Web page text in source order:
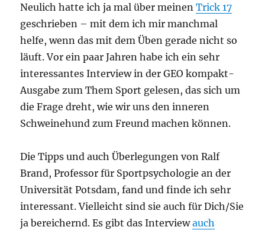
Neulich hatte ich ja mal über meinenTrick 17
geschrieben – mit dem ich mir manchmal
helfe, wenn das mit dem Üben gerade nicht so
läuft. Vor ein paar Jahren habe ich ein sehr
interessantes Interview in der GEO kompakt-
Ausgabe zum Them Sport gelesen, das sich um
die Frage dreht, wie wir uns den inneren
Schweinehund zum Freund machen können.
Die Tipps und auch Überlegungen von Ralf
Brand, Professor für Sportpsychologie an der
Universität Potsdam, fand und finde ich sehr
interessant. Vielleicht sind sie auch für Dich/Sie
ja bereichernd. Es gibt das Interviewauch